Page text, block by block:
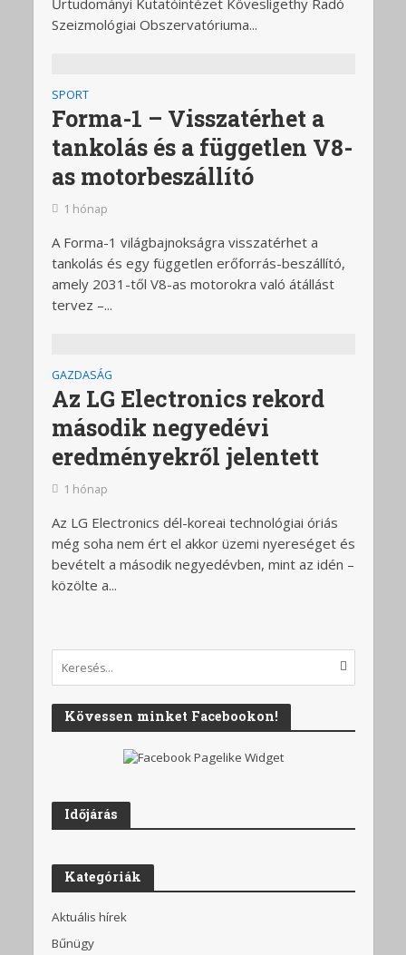
Űrtudományi Kutatóintézet Kövesligethy Radó
Szeizmológiai Obszervatóriuma...
SPORT
Forma-1 – Visszatérhet a
tankolás és a független V8-
as motorbeszállító
1 hónap
A Forma-1 világbajnokságra visszatérhet a
tankolás és egy független erőforrás-beszállító,
amely 2031-től V8-as motorokra való átállást
tervez –...
GAZDASÁG
Az LG Electronics rekord
második negyedévi
eredményekről jelentett
1 hónap
Az LG Electronics dél-koreai technológiai óriás
még soha nem ért el akkor üzemi nyereséget és
bevételt a második negyedévben, mint az idén –
közölte a...
Kövessen minket Facebookon!
Időjárás
Kategóriák
Aktuális hírek
Bűnügy